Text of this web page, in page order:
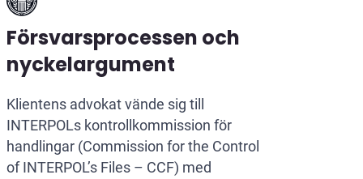
Försvarsprocessen och
nyckelargument
Klientens advokat vände sig till
INTERPOLs kontrollkommission för
handlingar (Commission for the Control
of INTERPOL’s Files – CCF) med